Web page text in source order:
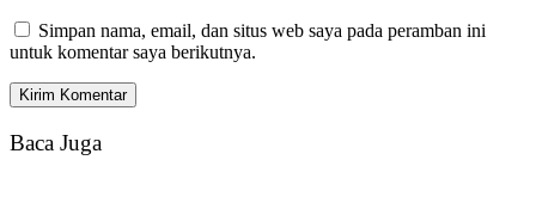
Simpan nama, email, dan situs web saya pada peramban ini
untuk komentar saya berikutnya.
Baca Juga